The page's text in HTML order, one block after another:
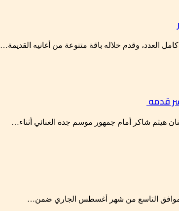
العدد، وقدم خلاله باقة متنوعة من أغانيه القديمة…
قدمه
شاكر أمام جمهور موسم جدة الغنائي أثناء…
التاسع من شهر أغسطس الجاري ضمن…